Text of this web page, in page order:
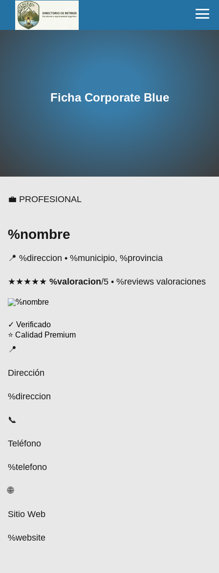
Ficha Corporate Blue
💼 PROFESIONAL
%nombre
📍 %direccion • %municipio, %provincia
★★★★★ %valoracion/5 • %reviews valoraciones
✓ Verificado
⭐ Calidad Premium
📍
Dirección
%direccion
📞
Teléfono
%telefono
🌐
Sitio Web
%website